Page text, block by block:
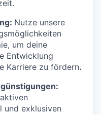
Nutze unsere
um deine
Entwicklung
Karriere zu fördern.
und exklusiven